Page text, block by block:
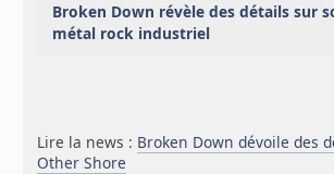
Broken Down révèle des détails sur
métal rock industriel
Lire la news : Broken Down dévoile des
Other Shore